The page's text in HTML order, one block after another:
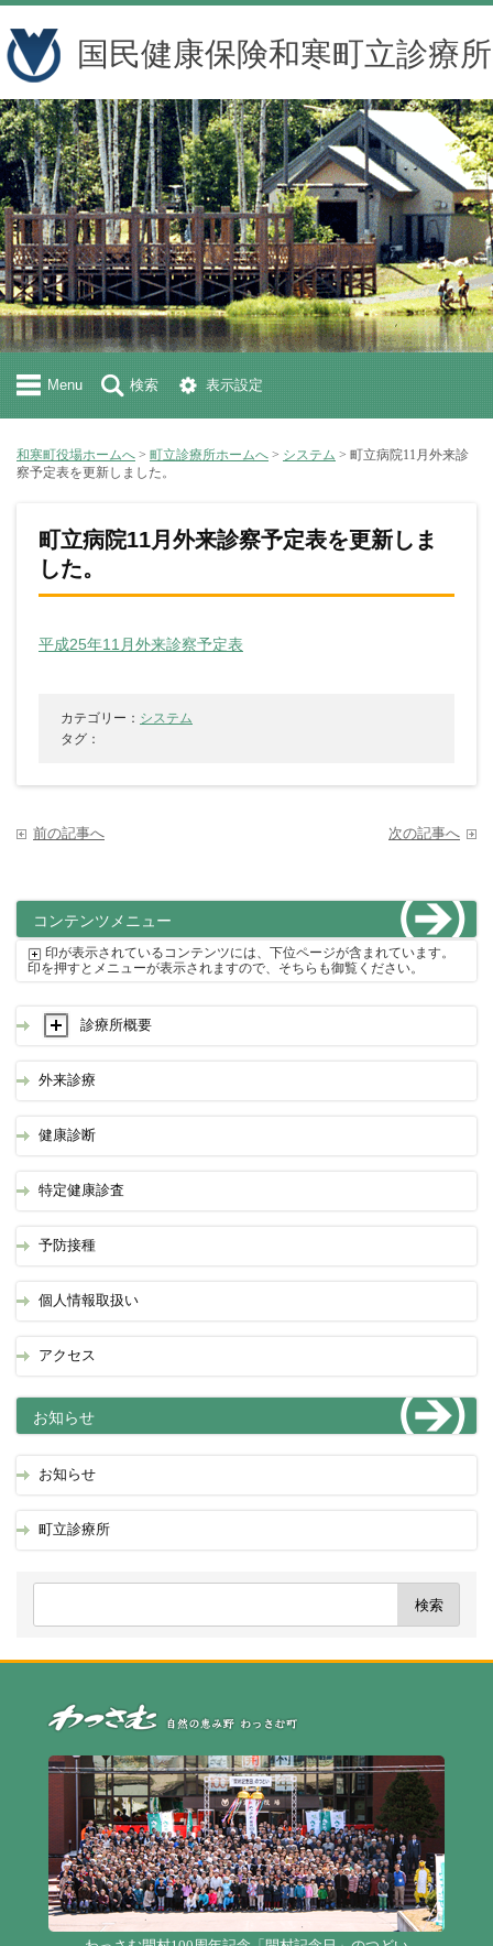
国民健康保険和寒町立診療所
Menu 検索 表示設定
和寒町役場ホームへ > 町立診療所ホームへ > システム > 町立病院11月外来診
察予定表を更新しました。
町立病院11月外来診察予定表を更新しま
した。
平成25年11月外来診察予定表
カテゴリー： システム
タグ：
前の記事へ 次の記事へ
コンテンツメニュー
印が表示されているコンテンツには、下位ページが含まれています。
印を押すとメニューが表示されますので、そちらも御覧ください。
診療所概要
外来診療
健康診断
特定健康診査
予防接種
個人情報取扱い
アクセス
お知らせ
お知らせ
町立診療所